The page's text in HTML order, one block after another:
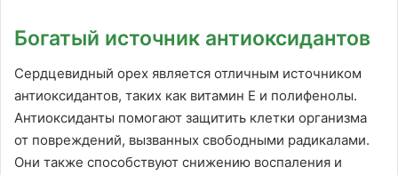
Богатый источник антиоксидантов
Сердцевидный орех является отличным источником
антиоксидантов, таких как витамин Е и полифенолы.
Антиоксиданты помогают защитить клетки организма
от повреждений, вызванных свободными радикалами.
Они также способствуют снижению воспаления и